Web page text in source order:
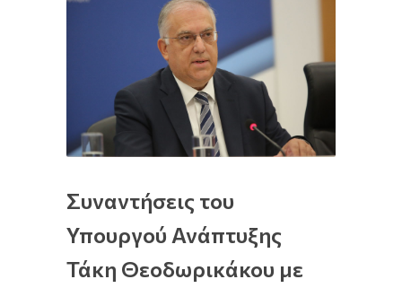
Συναντήσεις του
Υπουργού Ανάπτυξης
Τάκη Θεοδωρικάκου με